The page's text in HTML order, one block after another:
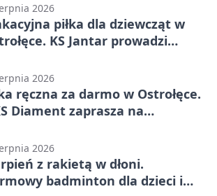
2026
piłka dla dziewcząt w
KS Jantar prowadzi
2026
ręczna za darmo w Ostrołęce.
Diament zaprasza na
2026
z rakietą w dłoni.
badminton dla dzieci i